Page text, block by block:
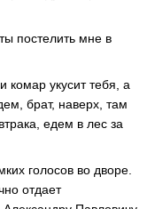
постелить мне в
укусит тебя, а
брат, наверх, там
едем в лес за
голосов во дворе.
отдает